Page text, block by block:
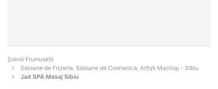
Șoimii Frumuseții
Saloane de Frizerie, Saloane de Cosmetica, Artiști Machiaj - Sibiu
Jad SPA Masaj Sibiu